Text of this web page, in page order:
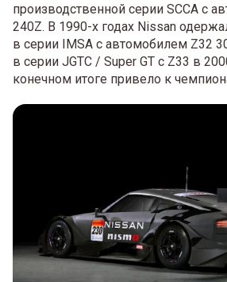
производственной серии SCCA с
240Z. В 1990-х годах Nissan
в серии IMSA с автомобилем Z32
в серии JGTC / Super GT с Z33 в
конечном итоге привело к